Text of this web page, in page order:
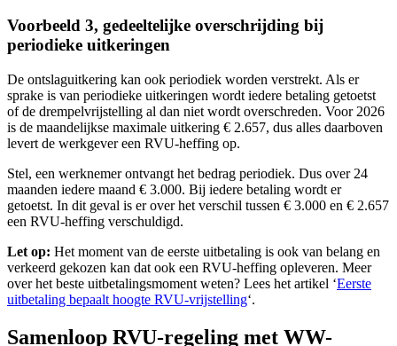
Voorbeeld 3, gedeeltelijke overschrijding bij
periodieke uitkeringen
De ontslaguitkering kan ook periodiek worden verstrekt. Als er
sprake is van periodieke uitkeringen wordt iedere betaling getoetst
of de drempelvrijstelling al dan niet wordt overschreden. Voor 2026
is de maandelijkse maximale uitkering € 2.657, dus alles daarboven
levert de werkgever een RVU-heffing op.
Stel, een werknemer ontvangt het bedrag periodiek. Dus over 24
maanden iedere maand € 3.000. Bij iedere betaling wordt er
getoetst. In dit geval is er over het verschil tussen € 3.000 en € 2.657
een RVU-heffing verschuldigd.
Let op: Het moment van de eerste uitbetaling is ook van belang en
verkeerd gekozen kan dat ook een RVU-heffing opleveren. Meer
over het beste uitbetalingsmoment weten? Lees het artikel ‘Eerste
uitbetaling bepaalt hoogte RVU-vrijstelling‘.
Samenloop RVU-regeling met WW-